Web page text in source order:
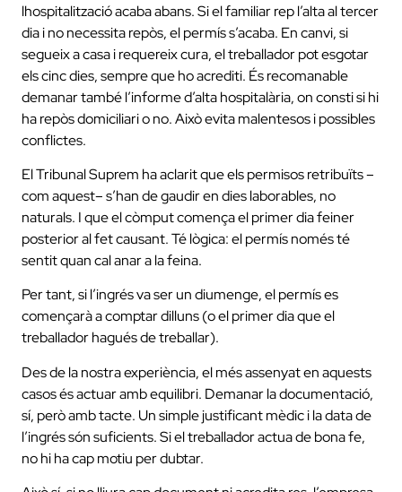
lhospitalització acaba abans. Si el familiar rep l’alta al tercer
dia i no necessita repòs, el permís s’acaba. En canvi, si
segueix a casa i requereix cura, el treballador pot esgotar
els cinc dies, sempre que ho acrediti. És recomanable
demanar també l’informe d’alta hospitalària, on consti si hi
ha repòs domiciliari o no. Això evita malentesos i possibles
conflictes.
El Tribunal Suprem ha aclarit que els permisos retribuïts –
com aquest– s’han de gaudir en dies laborables, no
naturals. I que el còmput comença el primer dia feiner
posterior al fet causant. Té lògica: el permís només té
sentit quan cal anar a la feina.
Per tant, si l’ingrés va ser un diumenge, el permís es
començarà a comptar dilluns (o el primer dia que el
treballador hagués de treballar).
Des de la nostra experiència, el més assenyat en aquests
casos és actuar amb equilibri. Demanar la documentació,
sí, però amb tacte. Un simple justificant mèdic i la data de
l’ingrés són suficients. Si el treballador actua de bona fe,
no hi ha cap motiu per dubtar.